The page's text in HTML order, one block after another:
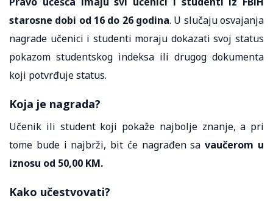
starosne dobi od 16 do 26 godina. U slučaju osvajanja
nagrade učenici i studenti moraju dokazati svoj status
pokazom studentskog indeksa ili drugog dokumenta
koji potvrđuje status.
Koja je nagrada?
Učenik ili student koji pokaže najbolje znanje, a pri
tome bude i najbrži, bit će nagrađen savaučerom u
iznosu od 50,00 KM.
Kako učestvovati?